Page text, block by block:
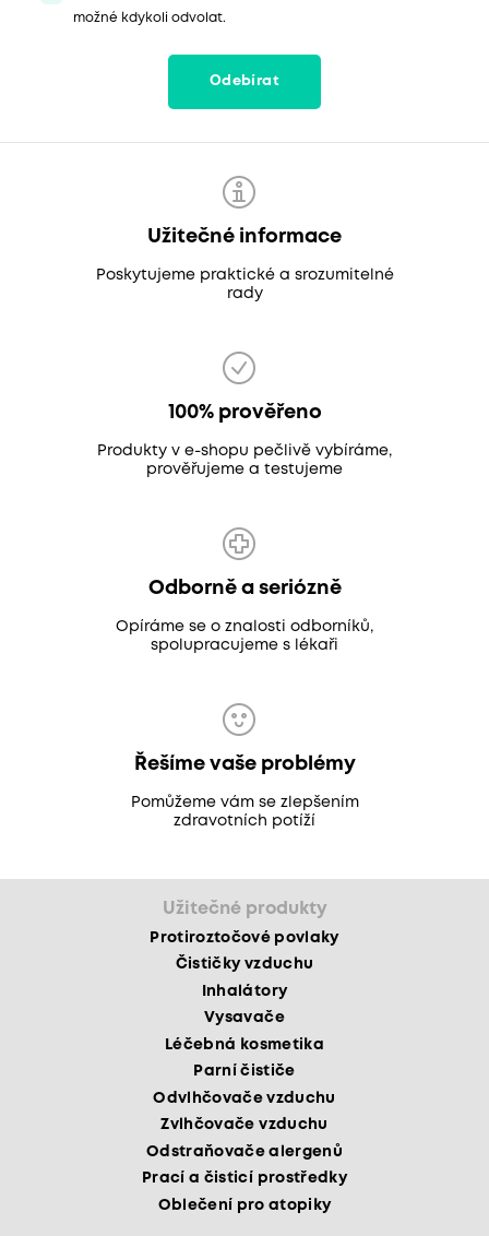
možné kdykoli odvolat.
Odebírat
Užitečné informace
Poskytujeme praktické a srozumitelné
rady
100% prověřeno
Produkty v e-shopu pečlivě vybíráme,
prověřujeme a testujeme
Odborně a seriózně
Opíráme se o znalosti odborníků,
spolupracujeme s lékaři
Řešíme vaše problémy
Pomůžeme vám se zlepšením
zdravotních potíží
Užitečné produkty
Protiroztočové povlaky
Čističky vzduchu
Inhalátory
Vysavače
Léčebná kosmetika
Parní čističe
Odvlhčovače vzduchu
Zvlhčovače vzduchu
Odstraňovače alergenů
Prací a čisticí prostředky
Oblečení pro atopiky